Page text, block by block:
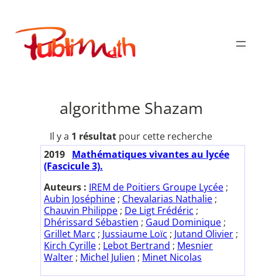
contenu
Publimath
algorithme Shazam
Il y a 1 résultat pour cette recherche
2019 Mathématiques vivantes au lycée
(Fascicule 3).
Auteurs : IREM de Poitiers Groupe Lycée ;
Aubin Joséphine ; Chevalarias Nathalie ;
Chauvin Philippe ; De Ligt Frédéric ;
Dhérissard Sébastien ; Gaud Dominique ;
Grillet Marc ; Jussiaume Loïc ; Jutand Olivier ;
Kirch Cyrille ; Lebot Bertrand ; Mesnier
Walter ; Michel Julien ; Minet Nicolas